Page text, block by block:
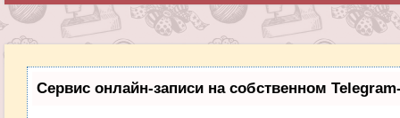
Сервис онлайн-записи на собственном